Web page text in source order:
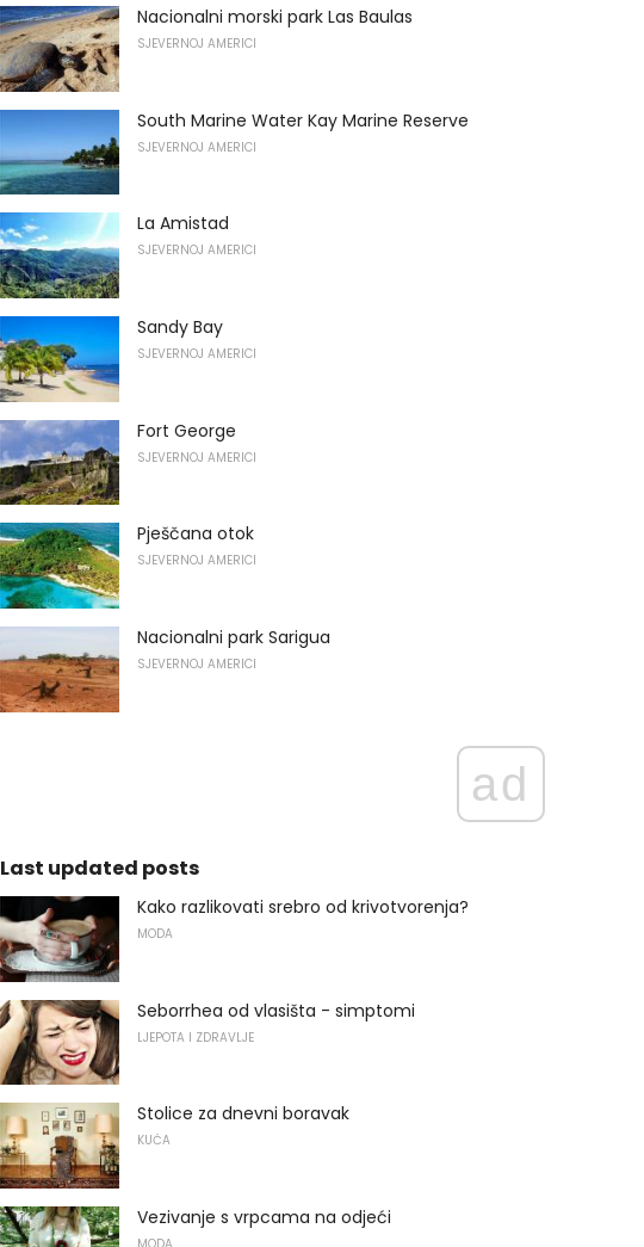
Nacionalni morski park Las Baulas
SJEVERNOJ AMERICI
South Marine Water Kay Marine Reserve
SJEVERNOJ AMERICI
La Amistad
SJEVERNOJ AMERICI
Sandy Bay
SJEVERNOJ AMERICI
Fort George
SJEVERNOJ AMERICI
Pješčana otok
SJEVERNOJ AMERICI
Nacionalni park Sarigua
SJEVERNOJ AMERICI
ad
Last updated posts
Kako razlikovati srebro od krivotvorenja?
MODA
Seborrhea od vlasišta - simptomi
LJEPOTA I ZDRAVLJE
Stolice za dnevni boravak
KUĆA
Vezivanje s vrpcama na odjeći